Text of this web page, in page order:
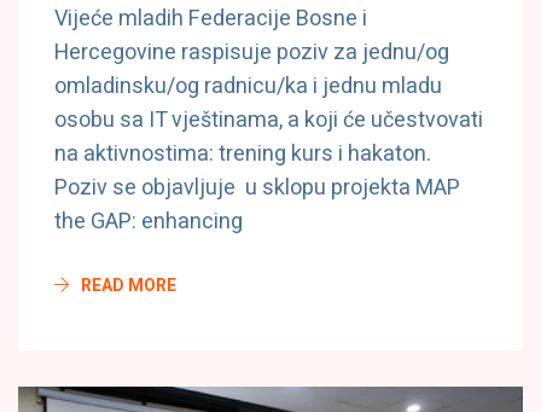
Vijeće mladih Federacije Bosne i
Hercegovine raspisuje poziv za jednu/og
omladinsku/og radnicu/ka i jednu mladu
osobu sa IT vještinama, a koji će učestvovati
na aktivnostima: trening kurs i hakaton.
Poziv se objavljuje u sklopu projekta MAP
the GAP: enhancing
READ MORE